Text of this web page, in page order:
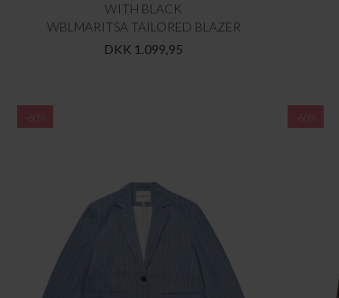
WITH BLACK
WBLMARITSA TAILORED BLAZER
DKK 1.099,95
-60% -60%